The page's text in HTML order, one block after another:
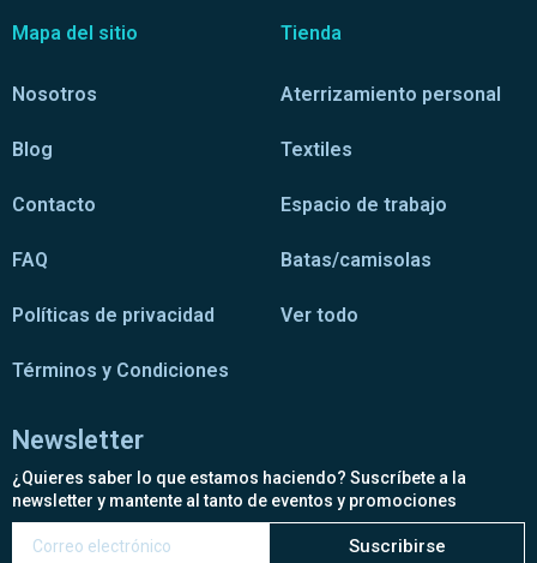
Mapa del sitio
Nosotros
Blog
Contacto
FAQ
Políticas de privacidad
Términos y Condiciones
Tienda
Aterrizamiento personal
Textiles
Espacio de trabajo
Batas/camisolas
Ver todo
Newsletter
¿Quieres saber lo que estamos haciendo? Suscríbete a la
newsletter y mantente al tanto de eventos y promociones
Suscribirse